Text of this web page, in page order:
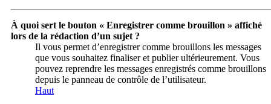
À quoi sert le bouton « Enregistrer comme brouillon » affiché
lors de la rédaction d’un sujet ?
Il vous permet d’enregistrer comme brouillons les messages
que vous souhaitez finaliser et publier ultérieurement. Vous
pouvez reprendre les messages enregistrés comme brouillons
depuis le panneau de contrôle de l’utilisateur.
Haut